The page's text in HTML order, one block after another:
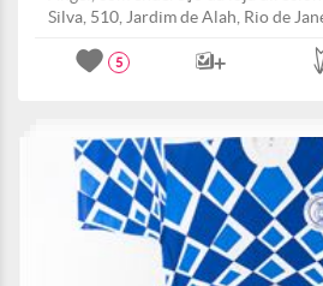
Silva, 510, Jardim de Alah, Rio de
5